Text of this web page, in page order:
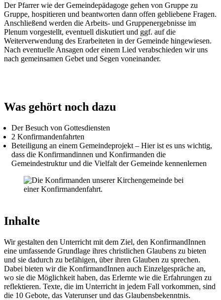
Der Pfarrer wie der Gemeindepädagoge gehen von Gruppe zu
Gruppe, hospitieren und beantworten dann offen gebliebene Fragen.
Anschließend werden die Arbeits- und Gruppenergebnisse im
Plenum vorgestellt, eventuell diskutiert und ggf. auf die
Weiterverwendung des Erarbeiteten in der Gemeinde hingewiesen.
Nach eventuelle Ansagen oder einem Lied verabschieden wir uns
nach gemeinsamen Gebet und Segen voneinander.
Was gehört noch dazu
Der Besuch von Gottesdiensten
2 Konfirmandenfahrten
Beteiligung an einem Gemeindeprojekt – Hier ist es uns wichtig,
dass die Konfirmandinnen und Konfirmanden die
Gemeindestruktur und die Vielfalt der Gemeinde kennenlernen
Inhalte
Wir gestalten den Unterricht mit dem Ziel, den KonfirmandInnen
eine umfassende Grundlage ihres christlichen Glaubens zu bieten
und sie dadurch zu befähigen, über ihren Glauben zu sprechen.
Dabei bieten wir die KonfirmandInnen auch Einzelgespräche an,
wo sie die Möglichkeit haben, das Erlernte wie die Erfahrungen zu
reflektieren. Texte, die im Unterricht in jedem Fall vorkommen, sind
die 10 Gebote, das Vaterunser und das Glaubensbekenntnis.